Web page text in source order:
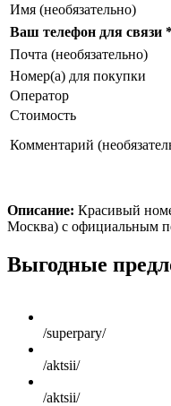
Имя (необязательно)
Ваш телефон для связи
Почта (необязательно)
Номер(а) для покупки
Оператор
Стоимость
Комментарий
Описание: Красивый
Москва) с официальным
Scroll
Up
Выгодные
/superpary/
/aktsii/
/aktsii/